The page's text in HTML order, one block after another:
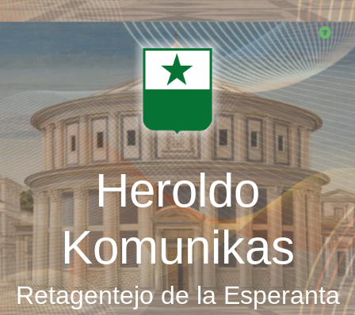
Skip
Heroldo
Komunikas
Retagentejo de la Esperanta